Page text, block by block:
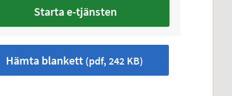
Starta e-tjänsten
Hämta blankett (pdf, 242 KB)